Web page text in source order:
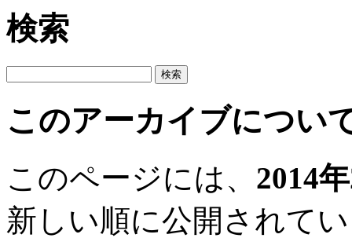
検索
このアーカイブについ
このページには、 2014
新しい順に公開されて